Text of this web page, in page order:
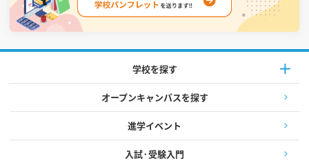
学校を探す
オープンキャンパスを探す
進学イベント
入試·受験入門